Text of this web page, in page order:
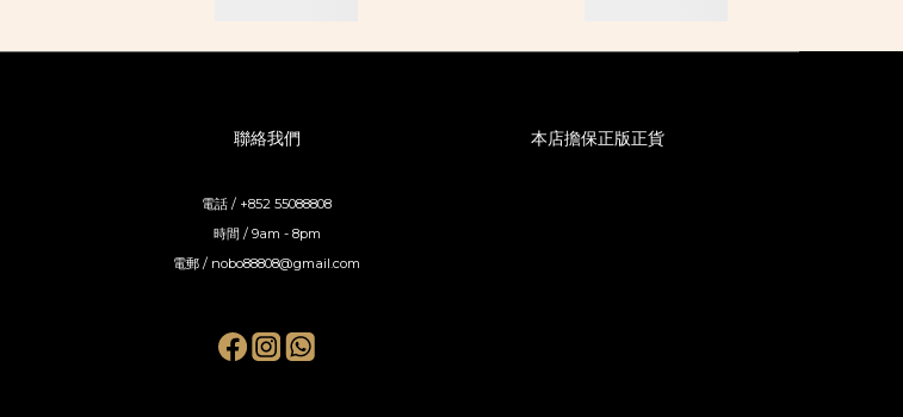
聯絡我們
電話 / +852 55088808
時間 / 9am - 8pm
電郵 / nobo88808@gmail.com
本店擔保正版正貨